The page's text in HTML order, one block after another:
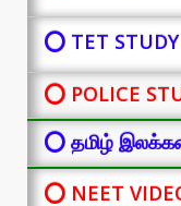
⭕ TET
⭕ POLICE
⭕ தமிழ்
⭕ NEET